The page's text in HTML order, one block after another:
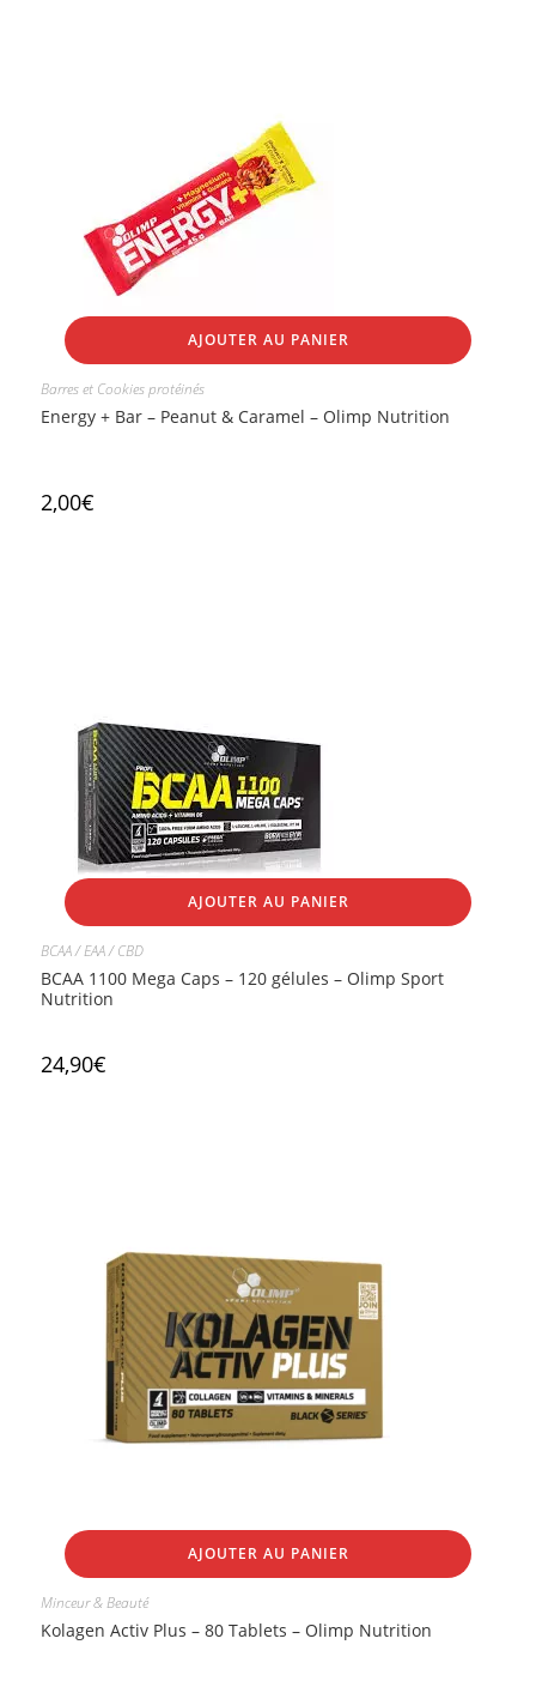
AJOUTER AU PANIER
Barres et Cookies protéinés
Energy + Bar – Peanut & Caramel – Olimp Nutrition
2,00€
AJOUTER AU PANIER
BCAA / EAA / CBD
BCAA 1100 Mega Caps – 120 gélules – Olimp Sport
Nutrition
24,90€
AJOUTER AU PANIER
Minceur & Beauté
Kolagen Activ Plus – 80 Tablets – Olimp Nutrition